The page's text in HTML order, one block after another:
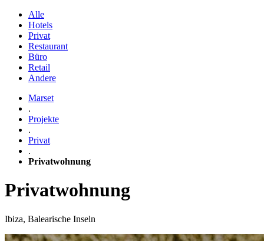
Alle
Hotels
Privat
Restaurant
Büro
Retail
Andere
Marset
.
Projekte
.
Privat
.
Privatwohnung
Privatwohnung
Ibiza, Balearische Inseln